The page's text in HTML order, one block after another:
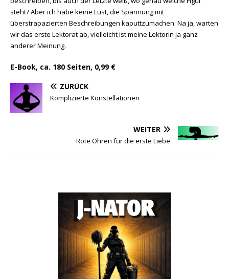
steht? Aber ich habe keine Lust, die Spannung mit
überstrapazierten Beschreibungen kaputtzumachen. Na ja, warten
wir das erste Lektorat ab, vielleicht ist meine Lektorin ja ganz
anderer Meinung.
E-Book, ca. 180 Seiten, 0,99 €
ZURÜCK
Komplizierte Konstellationen
WEITER
Rote Ohren für die erste Liebe